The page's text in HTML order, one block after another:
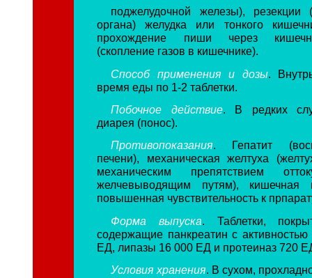
поджелудочной железы), резекции
органа) желудка или тонкого
прохождение пиши через
(скопление газов в кишечнике).
Способ применения и дозы.
время еды по 1-2 таблетки.
Побочное действие. В редких
диарея (понос).
Противопоказания. Гепатит
печени), механическая желтуха
механическим препятствием
желчевыводящим путям), кишечная
повышенная чувствительность к
Форма выпуска . Таблетки,
содержащие панкреатин с
ЕД, липазы 16 000 ЕД и протеиназ 720
Условия хранения. В сухом,